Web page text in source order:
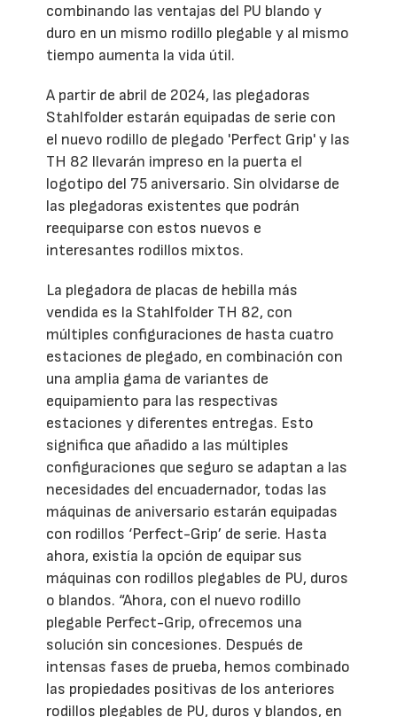
combinando las ventajas del PU blando y
duro en un mismo rodillo plegable y al mismo
tiempo aumenta la vida útil.
A partir de abril de 2024, las plegadoras
Stahlfolder estarán equipadas de serie con
el nuevo rodillo de plegado 'Perfect Grip' y las
TH 82 llevarán impreso en la puerta el
logotipo del 75 aniversario. Sin olvidarse de
las plegadoras existentes que podrán
reequiparse con estos nuevos e
interesantes rodillos mixtos.
La plegadora de placas de hebilla más
vendida es la Stahlfolder TH 82, con
múltiples configuraciones de hasta cuatro
estaciones de plegado, en combinación con
una amplia gama de variantes de
equipamiento para las respectivas
estaciones y diferentes entregas. Esto
significa que añadido a las múltiples
configuraciones que seguro se adaptan a las
necesidades del encuadernador, todas las
máquinas de aniversario estarán equipadas
con rodillos ‘Perfect-Grip’ de serie. Hasta
ahora, existía la opción de equipar sus
máquinas con rodillos plegables de PU, duros
o blandos. “Ahora, con el nuevo rodillo
plegable Perfect-Grip, ofrecemos una
solución sin concesiones. Después de
intensas fases de prueba, hemos combinado
las propiedades positivas de los anteriores
rodillos plegables de PU, duros y blandos, en